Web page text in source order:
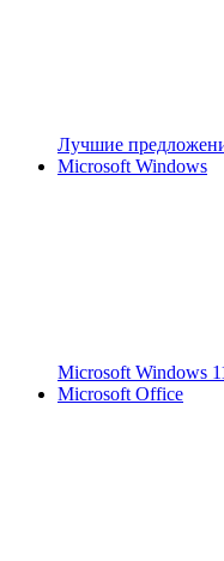
Лучшие
Microsoft Windows
Microsoft Windows
Microsoft Office